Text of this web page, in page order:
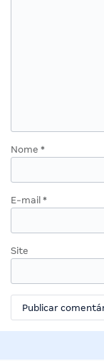
Nome *
E-mail *
Site